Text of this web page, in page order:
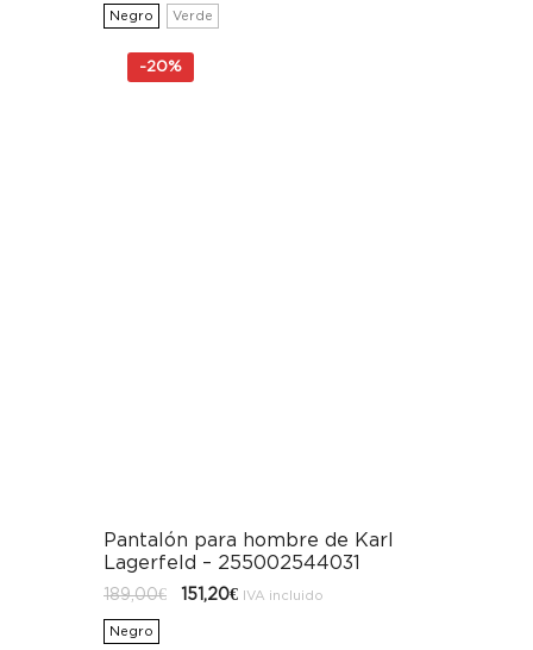
original
era:
Negro Verde
-20%
Pantalón para hombre de Karl
Lagerfeld – 255002544031
189,00€
El151,20€ElIVA incluido
Negro